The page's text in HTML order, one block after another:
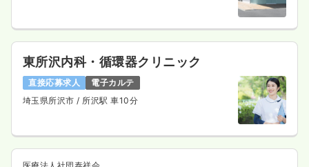
東所沢内科・循環器クリニック
直接応募求人
電子カルテ
埼玉県所沢市/ 所沢駅 車10分